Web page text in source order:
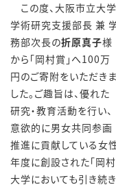
この度、大阪市立大学
学術研究支援部長 兼
務部次長の折原真子様
から「岡村賞」へ100万
円のご寄附をいただきま
した。ご趣旨は、優れた
研究・教育活動を行い、
意欲的に男女共同参画
推進に貢献している女
年度に創設された「岡
大学においても引き続